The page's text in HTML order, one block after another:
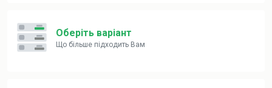
Оберіть варіант
Що більше підходить Вам